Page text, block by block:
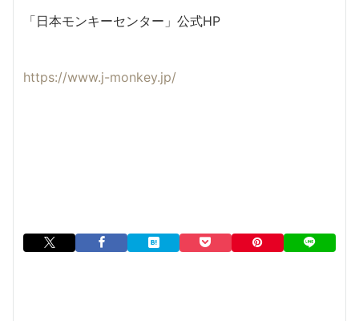
「日本モンキーセンター」公式HP
https://www.j-monkey.jp/